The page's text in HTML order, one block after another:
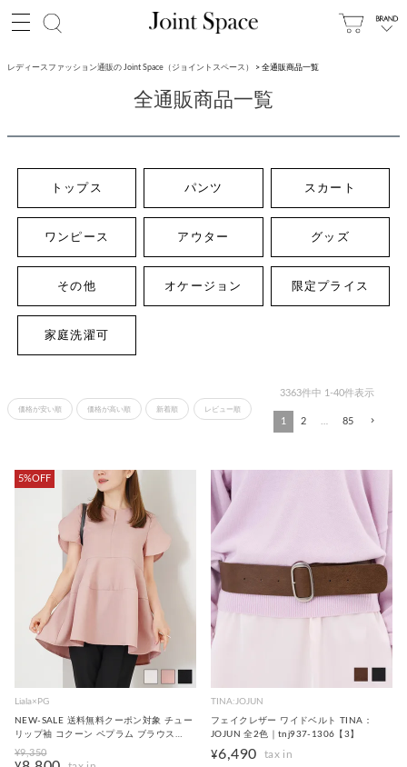
レディースファッション通販の Joint Space（ジョイントスペース） 全通販商品一覧
全通販商品一覧
トップス パンツ スカート
ワンピース アウター グッズ
その他 オケージョン 限定プライス
家庭洗濯可
価格が安い順 価格が高い順 新着順 レビュー順
3363件中 1-40件表示
1 2 … 85
5%OFF
Liala×PG
NEW-SALE 送料無料クーポン対象 チュー
リップ袖 コクーン ペプラム ブラウス
Liala×PG 全3色｜lpg831-2356【1】
¥9,350
TINA:JOJUN
フェイクレザー ワイドベルト TINA：
JOJUN 全2色｜tnj937-1306【3】
¥6,490